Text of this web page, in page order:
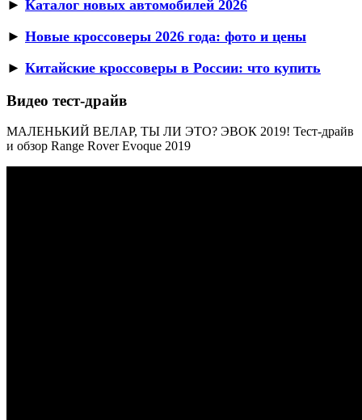
► Каталог новых автомобилей 2026
► Новые кроссоверы 2026 года: фото и цены
► Китайские кроссоверы в России: что купить
Видео тест-драйв
МАЛЕНЬКИЙ ВЕЛАР, ТЫ ЛИ ЭТО? ЭВОК 2019! Тест-драйв
и обзор Range Rover Evoque 2019